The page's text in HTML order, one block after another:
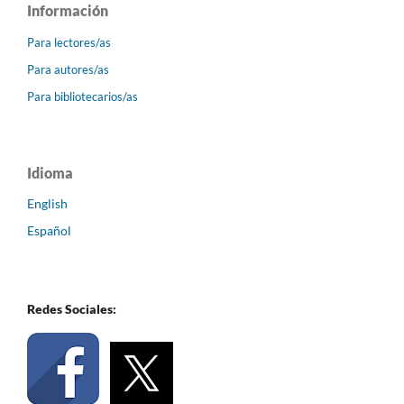
Información
Para lectores/as
Para autores/as
Para bibliotecarios/as
Idioma
English
Español
Redes Sociales: